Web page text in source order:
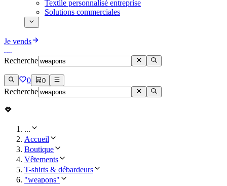
Textile personnalisé entreprise
Solutions commerciales
Je vends
Recherche
0 0
Recherche
...
Accueil
Boutique
Vêtements
T-shirts & débardeurs
"weapons"